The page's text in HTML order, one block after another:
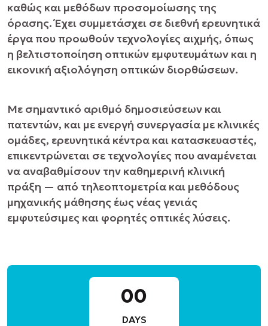
καθώς και μεθόδων προσομοίωσης της
όρασης. Έχει συμμετάσχει σε διεθνή ερευνητικά
έργα που προωθούν τεχνολογίες αιχμής, όπως
η βελτιστοποίηση οπτικών εμφυτευμάτων και η
εικονική αξιολόγηση οπτικών διορθώσεων.
Με σημαντικό αριθμό δημοσιεύσεων και
πατεντών, και με ενεργή συνεργασία με κλινικές
ομάδες, ερευνητικά κέντρα και κατασκευαστές,
επικεντρώνεται σε τεχνολογίες που αναμένεται
να αναβαθμίσουν την καθημερινή κλινική
πράξη — από τηλεοπτομετρία και μεθόδους
μηχανικής μάθησης έως νέας γενιάς
εμφυτεύσιμες και φορητές οπτικές λύσεις.
00
DAYS